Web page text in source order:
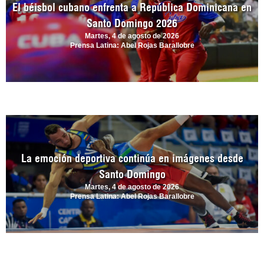
El béisbol cubano enfrenta a República Dominicana en
Santo Domingo 2026
Martes, 4 de agosto de 2026
Prensa Latina: Abel Rojas Barallobre
La emoción deportiva continúa en imágenes desde
Santo Domingo
Martes, 4 de agosto de 2026
Prensa Latina: Abel Rojas Barallobre